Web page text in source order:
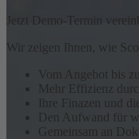
Jetzt Demo-Termin
Wir zeigen Ihnen, wie
Vom Angebot bis
Mehr Effizienz
Ihre Finazen und
Den Aufwand für
Gemeinsam an